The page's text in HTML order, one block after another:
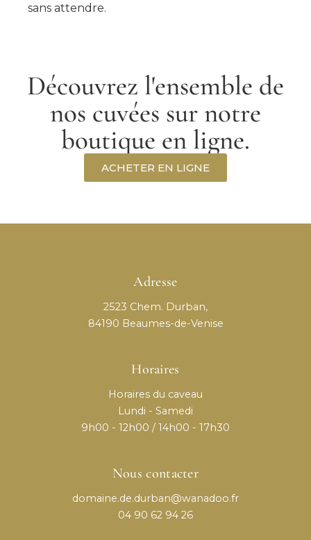
sans attendre.
Découvrez l'ensemble de
nos cuvées sur notre
boutique en ligne.
ACHETER EN LIGNE
Adresse
2523 Chem. Durban,
84190 Beaumes-de-Venise
Horaires
Horaires du caveau
Lundi - Samedi
9h00 - 12h00 / 14h00 - 17h30
Nous contacter
domaine.de.durban@wanadoo.fr
04 90 62 94 26